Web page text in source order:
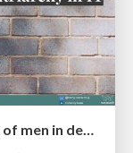
Effective software design: The role of men in debugging patriarchy in IT @ Voxxed Days AMS